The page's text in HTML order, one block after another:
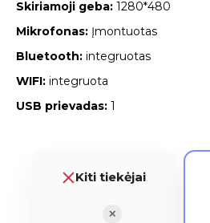
Skiriamoji geba: 1280*480
Mikrofonas: Įmontuotas
Bluetooth: integruotas
WIFI: integruota
USB prievadas: 1
Kiti tiekėjai
✕